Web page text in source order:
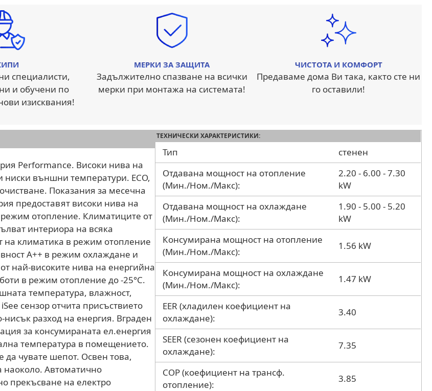
специалисти,
и обучени по
изисквания!
МЕРКИ ЗА ЗАЩИТА
Задължително спазване на всички
мерки при монтажа на системата!
ЧИСТОТА И КОМФОРТ
Предаваме дома Ви така, както сте ни
го оставили!
Performance. Високи нива на
външни температури. ECO,
Показания за месечна
предоставят високи нива на
отопление. Климатиците от
интериора на всяка
на климатика в режим отопление
А++ в режим охлаждане и
най-високите нива на енергийна
в режим отопление до -25°С.
температура, влажност,
сензор отчита присъствието
разход на енергия. Вграден
за консумираната ел.енергия
температура в помещението.
да чувате шепот. Освен това,
Автоматично
прекъсване на електро
ТЕХНИЧЕСКИ ХАРАКТЕРИСТИКИ:
Тип
стенен
Отдавана мощност на отопление
(Мин./Ном./Макс):
2.20 - 6.00 - 7.30
kW
Отдавана мощност на охлаждане
(Мин./Ном./Макс):
1.90 - 5.00 - 5.20
kW
Консумирана мощност на отопление
(Мин./Ном./Макс):
1.56 kW
Консумирана мощност на охлаждане
(Мин./Ном./Макс):
1.47 kW
EER (хладилен коефициент на
охлаждане):
3.40
SEER (сезонен коефициент на
охлаждане):
7.35
COP (коефициент на трансф.
отопление):
3.85